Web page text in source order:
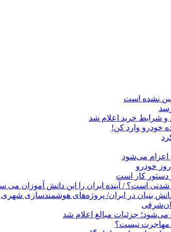
شرایط خرید اعلام شد
خودرو
دستور کار است
در ایران/ پروژه‌های هوشمندسازی شهری در بن‌بست
جزئیات مبالغ اعلام شد
مهاجرت نیست؟